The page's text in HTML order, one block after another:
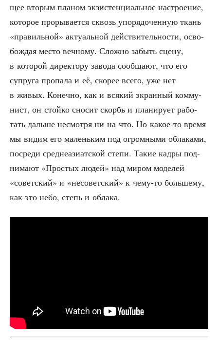
щее вто­рым пла­ном экзи­стен­ци­аль­ное настро­е­ние,
кото­рое про­ры­ва­ет­ся сквозь упо­ря­до­чен­ную ткань
«пра­виль­ной» акту­аль­ной дей­стви­тель­но­сти, осво­
бож­дая место веч­но­му. Слож­но забыть сце­ну,
в кото­рой дирек­то­ру заво­да сооб­ща­ют, что его
супру­га про­па­ла и её, ско­рее все­го, уже нет
в живых. Конеч­но, как и вся­кий экран­ный ком­му­
нист, он стой­ко сно­сит скорбь и пла­ни­ру­ет рабо­
тать даль­ше несмот­ря ни на что. Но какое-то вре­мя
мы видим его малень­ким под огром­ны­ми обла­ка­ми,
посре­ди сред­не­ази­ат­ской сте­пи. Такие кад­ры под­
ни­ма­ют «Про­стых людей» над миром моде­лей
«совет­ский» и «несо­вет­ский» к чему-то боль­ше­му,
как это небо, степь и облака.